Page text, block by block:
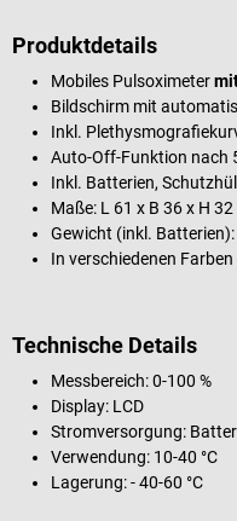
Produktdetails
Mobiles Pulsoximeter
Bildschirm mit
Inkl.
Auto-Off-Funktion nach
Inkl. Batterien,
Maße: L 61 x B 36 x H
Gewicht (inkl. Batterien):
In verschiedenen
Technische Details
Messbereich: 0-100 %
Display: LCD
Stromversorgung:
Verwendung: 10-40 °C
Lagerung: - 40-60 °C